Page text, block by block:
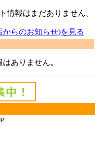
情報はまだありません。
らのお知らせ)を見る
ありません。